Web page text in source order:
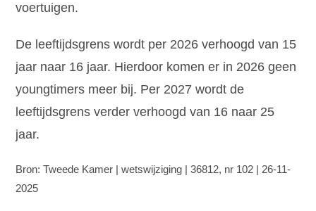
voertuigen.
De leeftijdsgrens wordt per 2026 verhoogd van 15
jaar naar 16 jaar. Hierdoor komen er in 2026 geen
youngtimers meer bij. Per 2027 wordt de
leeftijdsgrens verder verhoogd van 16 naar 25
jaar.
Bron: Tweede Kamer | wetswijziging | 36812, nr 102 | 26-11-
2025